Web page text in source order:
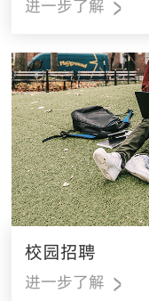
进一步了解
校园招聘
进一步了解 >